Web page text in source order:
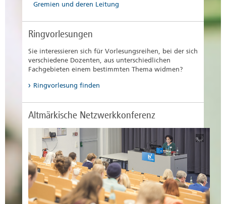
Gremien und deren Leitung
Ringvorlesungen
Sie interessieren sich für Vorlesungsreihen, bei der sich
verschiedene Dozenten, aus unterschiedlichen
Fachgebieten einem bestimmten Thema widmen?
Ringvorlesung finden
Altmärkische Netzwerkkonferenz